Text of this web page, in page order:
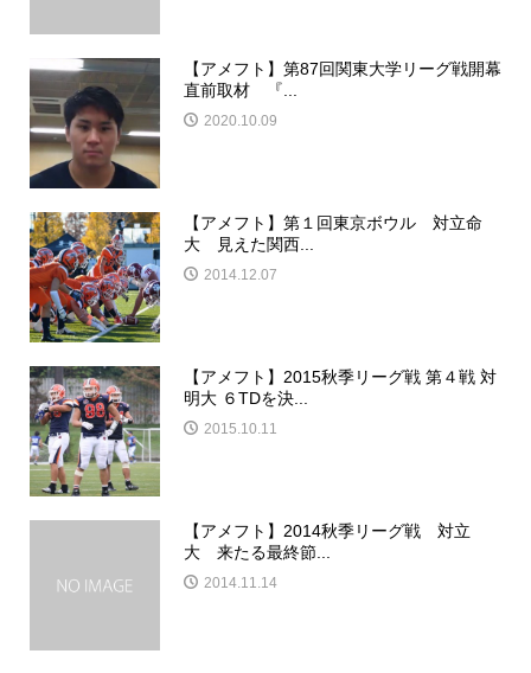
【アメフト】第87回関東大学リーグ戦開幕
直前取材 『...
2020.10.09
【アメフト】第１回東京ボウル 対立命
大 見えた関西...
2014.12.07
【アメフト】2015秋季リーグ戦 第４戦 対
明大 ６TDを決...
2015.10.11
【アメフト】2014秋季リーグ戦 対立
大 来たる最終節...
2014.11.14